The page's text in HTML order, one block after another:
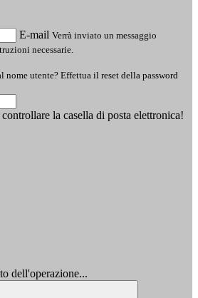
E-mail Verrà inviato un messaggio
necessarie.
nome utente? Effettua il reset della password
la casella di posta elettronica!
dell'operazione...